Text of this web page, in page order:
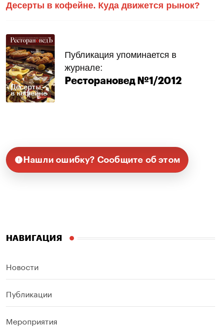
Десерты в кофейне. Куда движется рынок?
Публикация упоминается в
журнале:
Ресторановед №1/2012
Нашли ошибку? Сообщите об этом
НАВИГАЦИЯ
Новости
Публикации
Мероприятия